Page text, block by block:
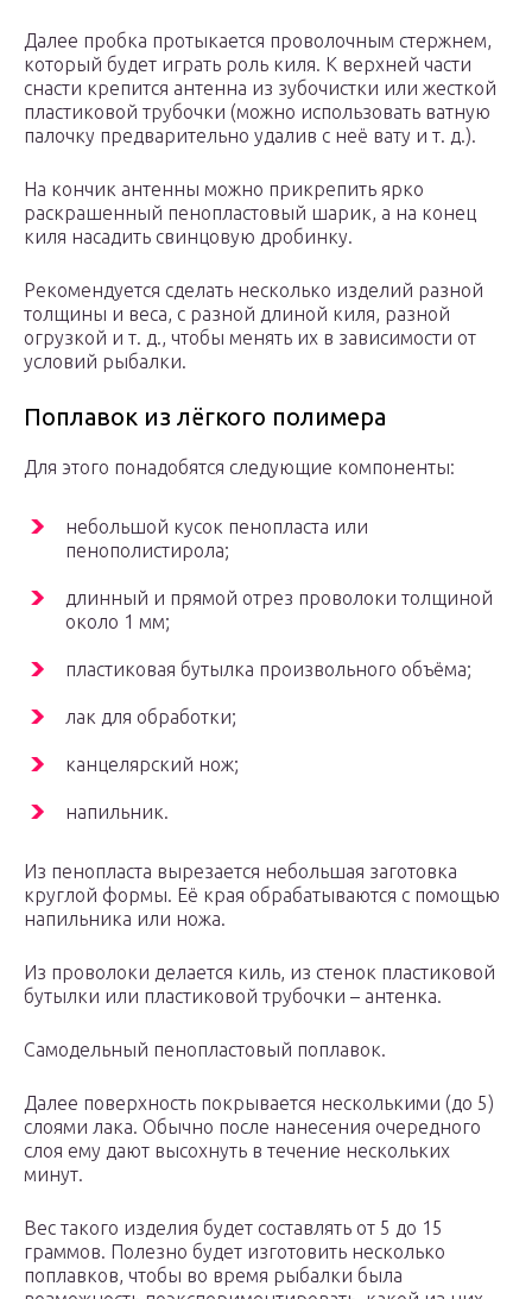
Далее пробка протыкается проволочным стержнем,
который будет играть роль киля. К верхней части
снасти крепится антенна из зубочистки или жесткой
пластиковой трубочки (можно использовать ватную
палочку предварительно удалив с неё вату и т. д.).
На кончик антенны можно прикрепить ярко
раскрашенный пенопластовый шарик, а на конец
киля насадить свинцовую дробинку.
Рекомендуется сделать несколько изделий разной
толщины и веса, с разной длиной киля, разной
огрузкой и т. д., чтобы менять их в зависимости от
условий рыбалки.
Поплавок из лёгкого полимера
Для этого понадобятся следующие компоненты:
небольшой кусок пенопласта или
пенополистирола;
длинный и прямой отрез проволоки толщиной
около 1 мм;
пластиковая бутылка произвольного объёма;
лак для обработки;
канцелярский нож;
напильник.
Из пенопласта вырезается небольшая заготовка
круглой формы. Её края обрабатываются с помощью
напильника или ножа.
Из проволоки делается киль, из стенок пластиковой
бутылки или пластиковой трубочки – антенка.
Самодельный пенопластовый поплавок.
Далее поверхность покрывается несколькими (до 5)
слоями лака. Обычно после нанесения очередного
слоя ему дают высохнуть в течение нескольких
минут.
Вес такого изделия будет составлять от 5 до 15
граммов. Полезно будет изготовить несколько
поплавков, чтобы во время рыбалки была